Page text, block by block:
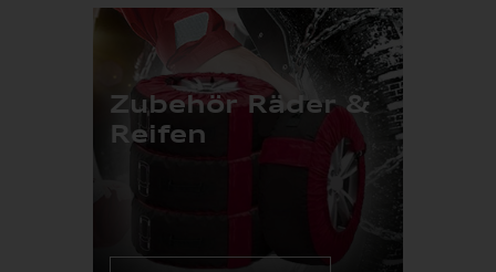
Zubehör Räder &
Reifen